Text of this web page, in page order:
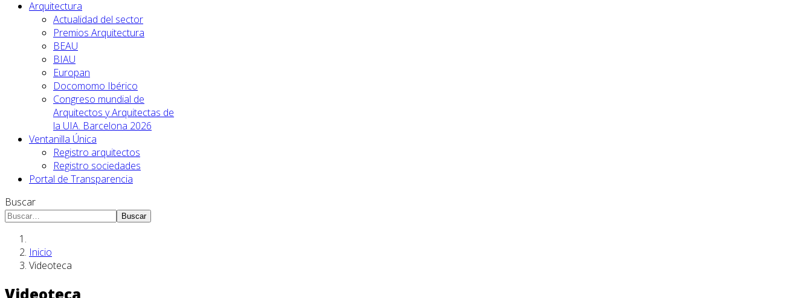
Arquitectura
Actualidad del sector
Premios Arquitectura
BEAU
BIAU
Europan
Docomomo Ibérico
Congreso mundial de
Arquitectos y Arquitectas de
la UIA. Barcelona 2026
Ventanilla Única
Registro arquitectos
Registro sociedades
Portal de Transparencia
Buscar
Buscar
Inicio
Videoteca